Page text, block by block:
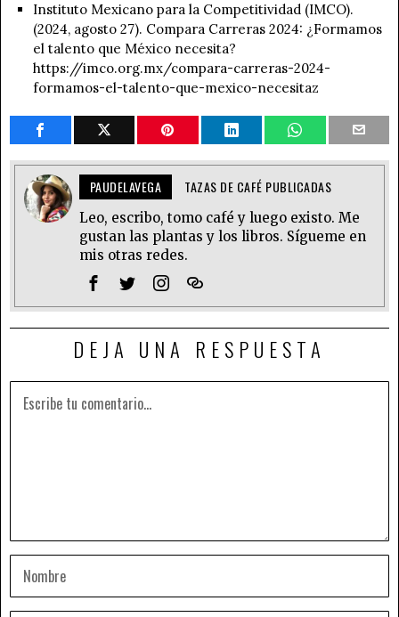
Instituto Mexicano para la Competitividad (IMCO).
(2024, agosto 27). Compara Carreras 2024: ¿Formamos
el talento que México necesita?
https://imco.org.mx/compara-carreras-2024-
formamos-el-talento-que-mexico-necesitaz
PAUDELAVEGA TAZAS DE CAFÉ PUBLICADAS
Leo, escribo, tomo café y luego existo. Me
gustan las plantas y los libros. Sígueme en
mis otras redes.
DEJA UNA RESPUESTA